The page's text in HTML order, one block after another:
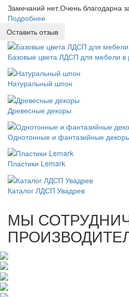
Замечаний нет.Очень благодарна
Подробнее
Оставить отзыв
Базовые цвета ЛДСП для мебели в
Натуральный шпон
Древесные декоры
Однотонные и фантазийные
Пластики Lemark
Каталог ЛДСП Увадрев
МЫ